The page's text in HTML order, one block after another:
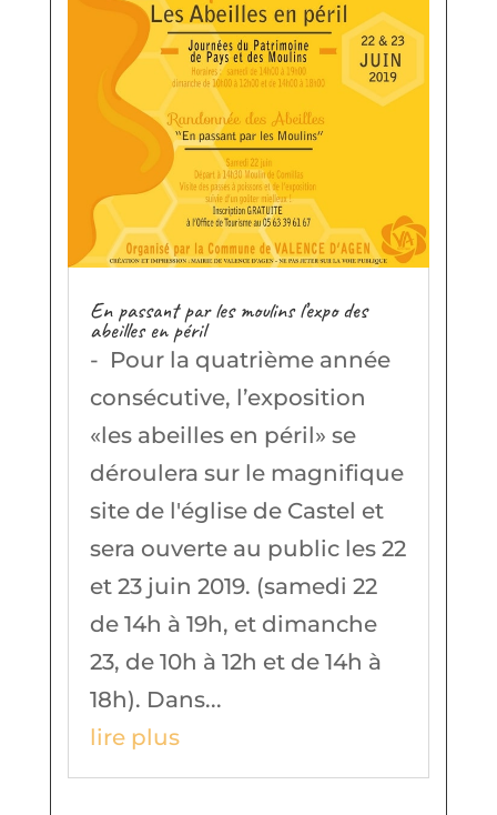
En passant par les moulins l’expo des
abeilles en péril
- Pour la quatrième année
consécutive, l’exposition
«les abeilles en péril» se
déroulera sur le magnifique
site de l'église de Castel et
sera ouverte au public les 22
et 23 juin 2019. (samedi 22
de 14h à 19h, et dimanche
23, de 10h à 12h et de 14h à
18h). Dans...
lire plus